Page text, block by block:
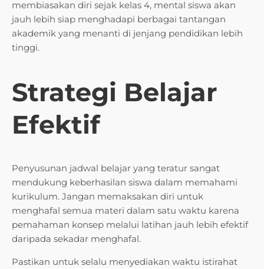
membiasakan diri sejak kelas 4, mental siswa akan
jauh lebih siap menghadapi berbagai tantangan
akademik yang menanti di jenjang pendidikan lebih
tinggi.
Strategi Belajar
Efektif
Penyusunan jadwal belajar yang teratur sangat
mendukung keberhasilan siswa dalam memahami
kurikulum. Jangan memaksakan diri untuk
menghafal semua materi dalam satu waktu karena
pemahaman konsep melalui latihan jauh lebih efektif
daripada sekadar menghafal.
Pastikan untuk selalu menyediakan waktu istirahat